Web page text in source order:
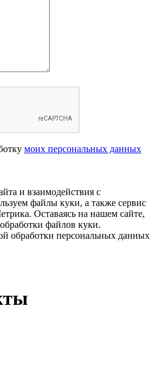
моих персональных данных
и взаимодействия с
файлы куки, а также сервис
Оставаясь на нашем сайте,
файлов куки.
обработки персональных данных